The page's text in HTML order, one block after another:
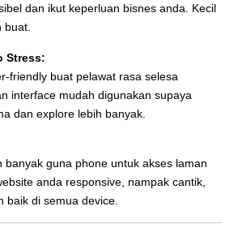
dan ikut keperluan bisnes anda. Kecil
buat.
Stress:
friendly buat pelawat rasa selesa
interface mudah digunakan supaya
dan explore lebih banyak.
banyak guna phone untuk akses laman
anda responsive, nampak cantik,
baik di semua device.